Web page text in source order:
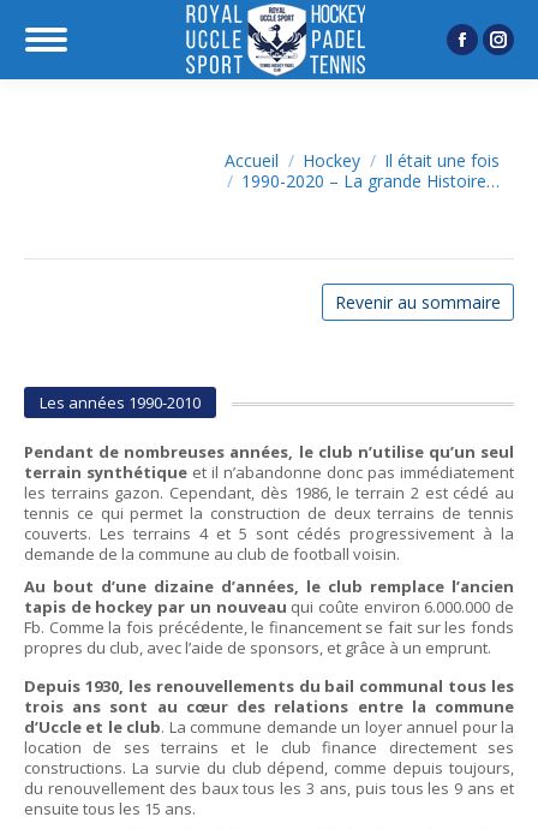
Facebook
page
new
page
Accueil Hockey
Il était une fois
1990-2020 – La grande Histoire…
Revenir au sommaire
Les années 1990-2010
Pendant de nombreuses années, le club n’utilise qu’un seul
terrain synthétique et il n’abandonne donc pas immédiatement
les terrains gazon. Cependant, dès 1986, le terrain 2 est cédé au
tennis ce qui permet la construction de deux terrains de tennis
couverts. Les terrains 4 et 5 sont cédés progressivement à la
demande de la commune au club de football voisin.
Au bout d’une dizaine d’années, le club remplace l’ancien
tapis de hockey par un nouveau qui coûte environ 6.000.000 de
Fb. Comme la fois précédente, le financement se fait sur les fonds
propres du club, avec l’aide de sponsors, et grâce à un emprunt.
Depuis 1930, les renouvellements du bail communal tous les
trois ans sont au cœur des relations entre la commune
d’Uccle et le club. La commune demande un loyer annuel pour la
location de ses terrains et le club finance directement ses
constructions. La survie du club dépend, comme depuis toujours,
du renouvellement des baux tous les 3 ans, puis tous les 9 ans et
ensuite tous les 15 ans.